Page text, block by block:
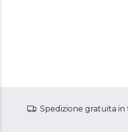
Spedizione gratuita in